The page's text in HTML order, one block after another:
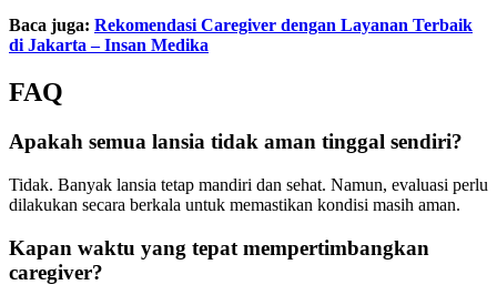
Baca juga: Rekomendasi Caregiver dengan Layanan Terbaik
di Jakarta – Insan Medika
FAQ
Apakah semua lansia tidak aman tinggal sendiri?
Tidak. Banyak lansia tetap mandiri dan sehat. Namun, evaluasi perlu
dilakukan secara berkala untuk memastikan kondisi masih aman.
Kapan waktu yang tepat mempertimbangkan
caregiver?